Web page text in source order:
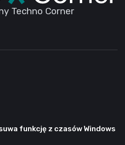
Techno Corner
funkcję z czasów Windows